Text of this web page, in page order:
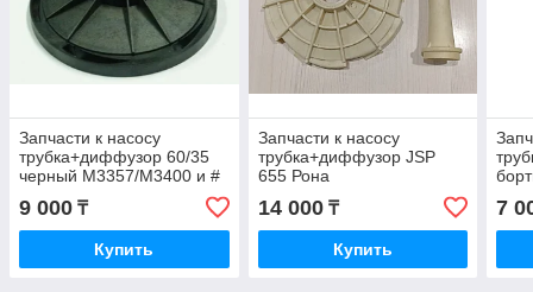
Запчасти к насосу
трубка+диффузор 60/35
черный М3357/M3400 и #
М1100 /3353 Джилекс
9 000 ₸
Купить
Запчасти к насосу
трубка+диффузор JSP
655 Рона
14 000₸
Купить
7